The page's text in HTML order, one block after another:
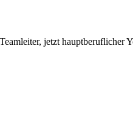
jetzt